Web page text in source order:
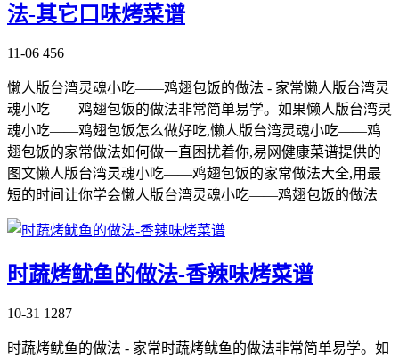
法-其它口味烤菜谱
11-06 456
懒人版台湾灵魂小吃——鸡翅包饭的做法 - 家常懒人版台湾灵
魂小吃——鸡翅包饭的做法非常简单易学。如果懒人版台湾灵
魂小吃——鸡翅包饭怎么做好吃,懒人版台湾灵魂小吃——鸡
翅包饭的家常做法如何做一直困扰着你,易网健康菜谱提供的
图文懒人版台湾灵魂小吃——鸡翅包饭的家常做法大全,用最
短的时间让你学会懒人版台湾灵魂小吃——鸡翅包饭的做法
时蔬烤鱿鱼的做法-香辣味烤菜谱
10-31 1287
时蔬烤鱿鱼的做法 - 家常时蔬烤鱿鱼的做法非常简单易学。如